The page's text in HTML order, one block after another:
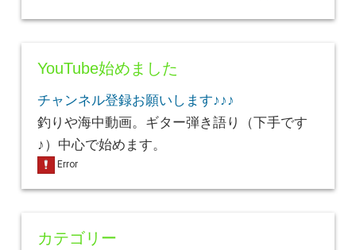
YouTube始めました
チャンネル登録お願いします♪♪♪
釣りや海中動画。ギター弾き語り（下手です
♪）中心で始めます。
カテゴリー